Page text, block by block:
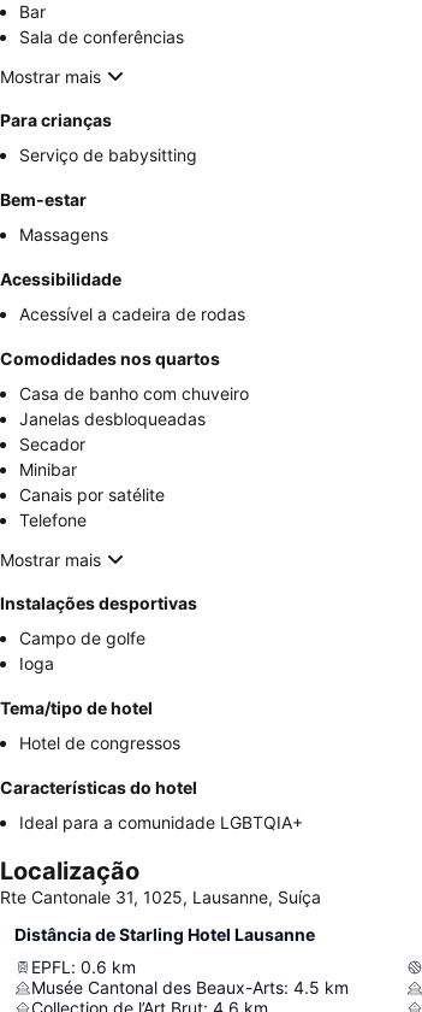
Bar
Sala de conferências
Mostrar mais
Para crianças
Serviço de babysitting
Bem-estar
Massagens
Acessibilidade
Acessível a cadeira de rodas
Comodidades nos quartos
Casa de banho com chuveiro
Janelas desbloqueadas
Secador
Minibar
Canais por satélite
Telefone
Mostrar mais
Instalações desportivas
Campo de golfe
Ioga
Tema/tipo de hotel
Hotel de congressos
Características do hotel
Ideal para a comunidade LGBTQIA+
Localização
Rte Cantonale 31, 1025, Lausanne, Suíça
Distância de Starling Hotel Lausanne
EPFL: 0.6 km
Musée Cantonal des Beaux-Arts: 4.5 km